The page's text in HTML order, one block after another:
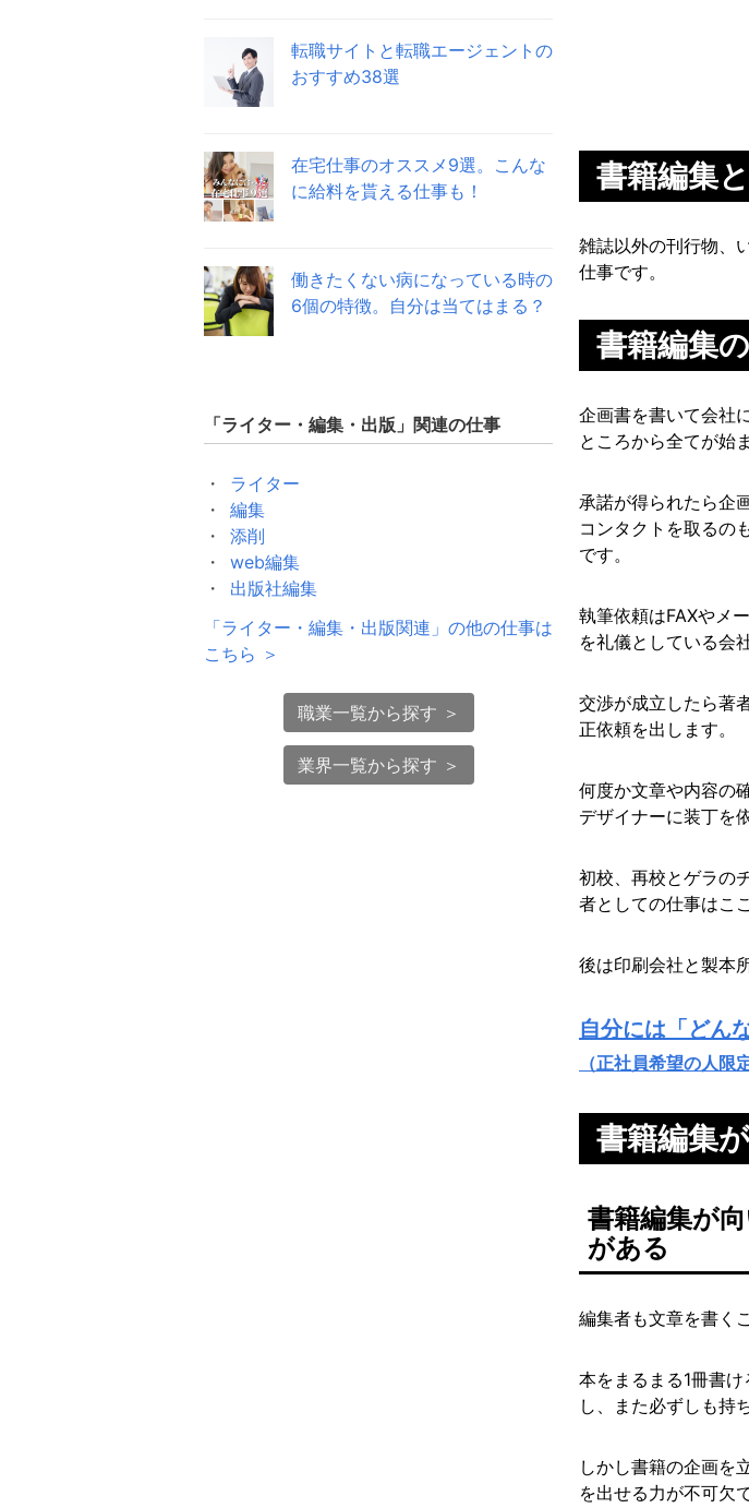
転職サイトと転職エージェントの
おすすめ38選
在宅仕事のオススメ9選。こんな
に給料を貰える仕事も！
働きたくない病になっている時の
6個の特徴。自分は当てはまる？
「ライター・編集・出版 」関連の仕事
ライター
編集
添削
web編集
出版社編集
「ライター・編集・出版関連 」の他の仕事は
こちら ＞
職業一覧から探す ＞
業界一覧から探す ＞
書籍編集
雑誌以外の刊行物、
仕事です。
書籍編集
企画書を書いて会社
ところから全てが始
承諾が得られたら企
コンタクトを取るの
です。
執筆依頼はFAXやメ
を礼儀としている会
交渉が成立したら著
正依頼を出します。
何度か文章や内容の
デザイナーに装丁を
初校、再校とゲラの
者としての仕事はこ
後は印刷会社と製本
自分には「どん
（正社員希望の人限
書籍編集
書籍編集が
がある
編集者も文章を書く
本をまるまる1冊書
し、また必ずしも持
しかし書籍の企画を
を出せる力が不可欠で